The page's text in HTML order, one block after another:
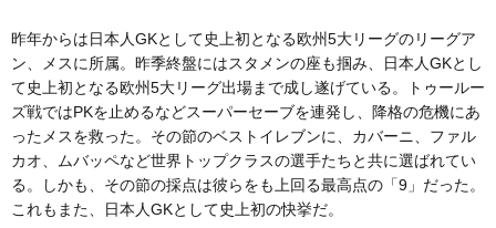
昨年からは日本人GKとして史上初となる欧州5大リーグのリーグア
ン、メスに所属。昨季終盤にはスタメンの座も掴み、日本人GKとし
て史上初となる欧州5大リーグ出場まで成し遂げている。トゥールー
ズ戦ではPKを止めるなどスーパーセーブを連発し、降格の危機にあ
ったメスを救った。その節のベストイレブンに、カバーニ、ファル
カオ、ムバッペなど世界トップクラスの選手たちと共に選ばれてい
る。しかも、その節の採点は彼らをも上回る最高点の「9」だった。
これもまた、日本人GKとして史上初の快挙だ。